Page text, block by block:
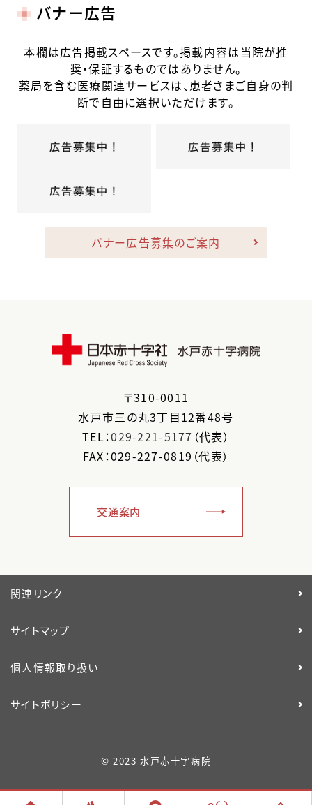
バナー広告
本欄は広告掲載スペースです。掲載内容は当院が推
奨・保証するものではありません。
薬局を含む医療関連サービスは、患者さまご自身の判
断で自由に選択いただけます。
バナー広告募集のご案内
〒310-0011
水戸市三の丸3丁目12番48号
TEL：029-221-5177 （代表）
FAX：029-227-0819（代表）
交通案内
関連リンク
サイトマップ
個人情報取り扱い
サイトポリシー
© 2023 水戸赤十字病院